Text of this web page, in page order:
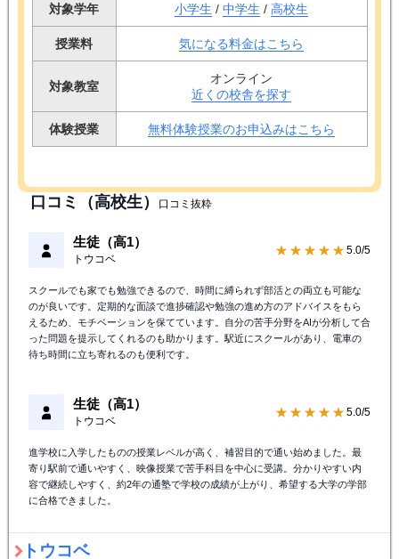
対象学年 小学生 / 中学生 / 高校生
授業料 気になる料金はこちら
対象教室
オンライン
近くの校舎を探す
体験授業 無料体験授業のお申込みはこちら
口コミ（高校生） 口コミ抜粋
生徒（高1）
トウコベ
★★★★★ 5.0/5
スクールでも家でも勉強できるので、時間に縛られず部活との両立も可能な
のが良いです。定期的な面談で進捗確認や勉強の進め方のアドバイスをもら
えるため、モチベーションを保てています。自分の苦手分野をAIが分析して合
った問題を提示してくれるのも助かります。駅近にスクールがあり、電車の
待ち時間に立ち寄れるのも便利です。
生徒（高1）
トウコベ
★★★★★ 5.0/5
進学校に入学したものの授業レベルが高く、補習目的で通い始めました。最
寄り駅前で通いやすく、映像授業で苦手科目を中心に受講。分かりやすい内
容で継続しやすく、約2年の通塾で学校の成績が上がり、希望する大学の学部
に合格できました。
トウコベ